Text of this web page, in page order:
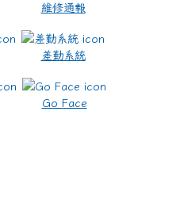
維修通報
差勤系統
Go Face